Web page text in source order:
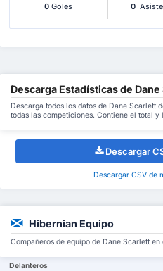
0 Goles 0
Descarga Estadísticas de
Descarga todos los datos de Dane Scarlett
todas las competiciones. Contiene el total y
Descargar
Descargar CSV de
Hibernian Equipo
Compañeros de equipo de Dane Scarlett en
Delanteros